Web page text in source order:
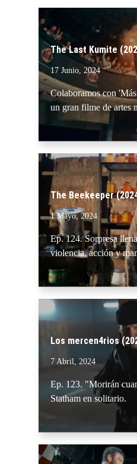
The Last Kumite
17 Junio, 2024
Colaboramos con
un gran filme de artes
The Beekeeper
1 Mayo, 2024
Ep. 124. Sorpresa
violencia, acción y
Los mercen4rios
7 Abril, 2024
Ep. 123. "Morirán
Statham en solitario.